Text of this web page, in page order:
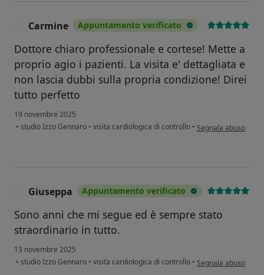
Carmine Appuntamento verificato
Dottore chiaro professionale e cortese! Mette a
proprio agio i pazienti. La visita e' dettagliata e
non lascia dubbi sulla propria condizione! Direi
tutto perfetto
19 novembre 2025
• studio Izzo Gennaro • visita cardiologica di controllo • secondo l'opinione
Segnala abuso
Giuseppa Appuntamento verificato
Sono anni che mi segue ed è sempre stato
straordinario in tutto.
13 novembre 2025
• studio Izzo Gennaro • visita cardiologica di controllo • secondo l'opinione
Segnala abuso